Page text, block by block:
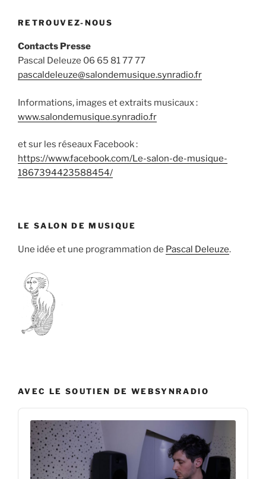
RETROUVEZ-NOUS
Contacts Presse
Pascal Deleuze 06 65 81 77 77
pascaldeleuze@salondemusique.synradio.fr
Informations, images et extraits musicaux :
www.salondemusique.synradio.fr
et sur les réseaux Facebook :
https://www.facebook.com/Le-salon-de-musique-
1867394423588454/
LE SALON DE MUSIQUE
Une idée et une programmation de Pascal Deleuze.
AVEC LE SOUTIEN DE WEBSYNRADIO
Audio
Player